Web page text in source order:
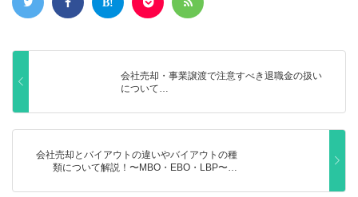
会社売却・事業譲渡で注意すべき退職金の扱い
について…
会社売却とバイアウトの違いやバイアウトの種
類について解説！〜MBO・EBO・LBP〜…